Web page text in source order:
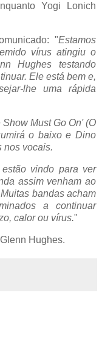
Yogi Lonich
"Estamos
vírus atingiu o
Hughes testando
Ele está bem e,
lhe uma rápida
Must Go On' (O
o baixo e Dino
nos vocais.
vindo para ver
assim venham ao
bandas acham
a continuar
calor ou vírus."
Hughes.